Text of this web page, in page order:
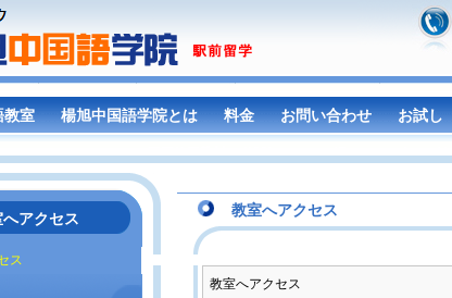
教室 楊旭中国語学院とは 料金 お問い合わせ お試し
アクセス
ス
教室へアクセス
教室へアクセス